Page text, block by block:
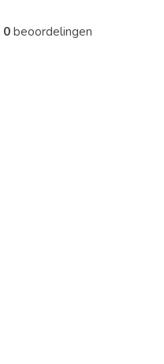
0beoordelingen